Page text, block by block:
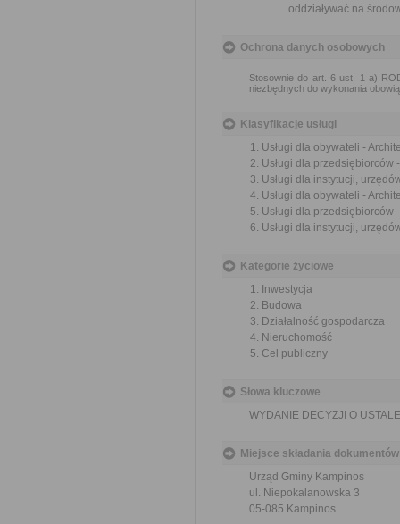
oddziaływać na
Ochrona danych osobowych
Stosownie do art. 6 ust. 1 a)
niezbędnych do wykonania
Klasyfikacje usługi
Usługi dla obywateli -
Usługi dla przedsiębiorców
Usługi dla instytucji,
Usługi dla obywateli -
Usługi dla
Usługi dla instytucji,
Kategorie życiowe
Inwestycja
Budowa
Działalność gospodarcza
Nieruchomość
Cel publiczny
Słowa kluczowe
WYDANIE DECYZJI O
Miejsce składania dokumentów
Urząd Gminy Kampinos
ul. Niepokalanowska 3
05-085 Kampinos